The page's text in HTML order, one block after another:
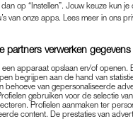
DEZE
17-05-
op “Instellen”. Jouw keuze kun
van onze apps. Lees meer in ons
partners verwerken
apparaat opslaan en/of openen.
begrijpen aan de hand van
behoeve van gepersonaliseerde
gebruiken voor de selectie
Profielen aanmaken ter
content. De prestaties van